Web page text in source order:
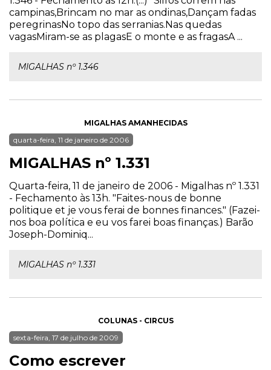
campinas,Brincam no mar as ondinas,Dançam fadas
peregrinasNo topo das serranias.Nas quedas
vagasMiram-se as plagasE o monte e as fragasA ...
MIGALHAS nº 1.346
MIGALHAS AMANHECIDAS
quarta-feira, 11 de janeiro de 2006
MIGALHAS nº 1.331
Quarta-feira, 11 de janeiro de 2006 - Migalhas nº 1.331
- Fechamento às 13h. "Faites-nous de bonne
politique et je vous ferai de bonnes finances." (Fazei-
nos boa política e eu vos farei boas finanças.) Barão
Joseph-Dominiq...
MIGALHAS nº 1.331
COLUNAS - CIRCUS
sexta-feira, 17 de julho de 2009
Como escrever